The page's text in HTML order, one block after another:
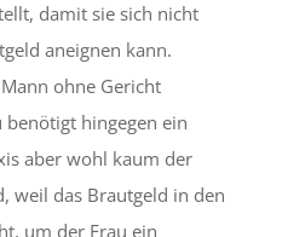
damit sie sich nicht
aneignen kann.
ohne Gericht
benötigt hingegen ein
aber wohl kaum der
weil das Brautgeld in den
um der Frau ein